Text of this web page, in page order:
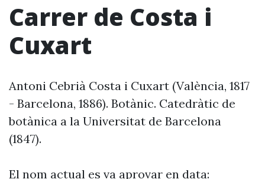
Carrer de Costa i
Cuxart
Antoni Cebrià Costa i Cuxart (València, 1817
- Barcelona, 1886). Botànic. Catedràtic de
botànica a la Universitat de Barcelona
(1847).
El nom actual es va aprovar en data: